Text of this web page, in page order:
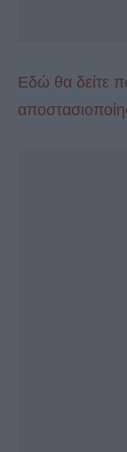
Εδώ θα δείτε